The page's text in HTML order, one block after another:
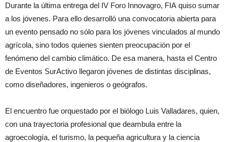
Durante la última entrega del IV Foro Innovagro, FIA quiso sumar
a los jóvenes. Para ello desarrolló una convocatoria abierta para
un evento pensado no sólo para los jóvenes vinculados al mundo
agrícola, sino todos quienes sienten preocupación por el
fenómeno del cambio climático. De esa manera, hasta el Centro
de Eventos SurActivo llegaron jóvenes de distintas disciplinas,
como diseñadores, ingenieros o geógrafos.
El encuentro fue orquestado por el biólogo Luis Valladares, quien,
con una trayectoria profesional que deambula entre la
agroecología, el turismo, la pequeña agricultura y la ciencia